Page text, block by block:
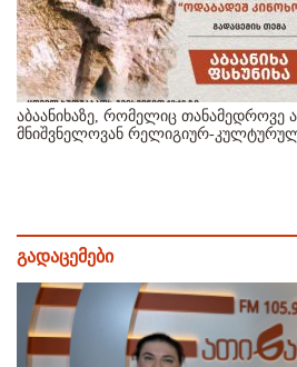
აბაანიხაზე, რომელიც თანამედროვე
მნიშვნელოვან რელიგიურ-კულტურულ
გადაცემები